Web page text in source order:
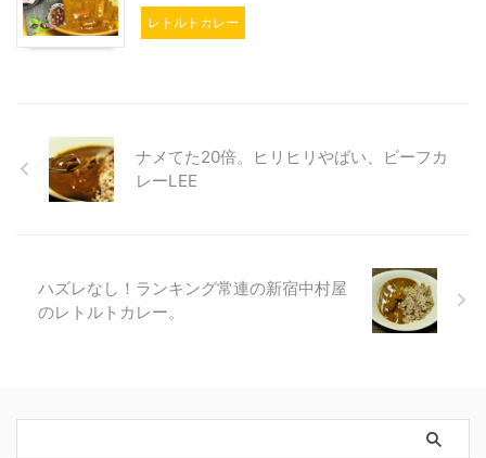
レトルトカレー
ナメてた20倍。ヒリヒリやばい、ビーフカ
レーLEE
ハズレなし！ランキング常連の新宿中村屋
のレトルトカレー。